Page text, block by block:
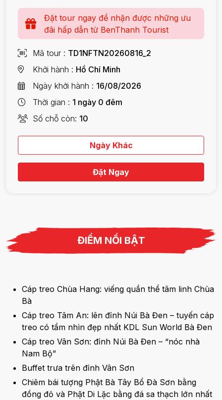
Đặt tour ngay để nhận được những ưu
đãi hấp dẫn từ BenThanh Tourist
Mã tour
TD1NFTN20260816_2
Khởi hành
Hồ Chí Minh
Ngày khởi hành
16/08/2026
Thời gian
1 ngày 0 đêm
Số chỗ còn 10
Ngày Khác
Đặt Ngay
ĐIỂM NỔI BẬT
Cáp treo Chùa Hang: viếng quần thể tâm linh Chùa
Bà
Cáp treo Tâm An: lên đỉnh Núi Bà Đen – tuyến cáp
treo có tầm nhìn đẹp nhất KDL Sun World Bà Đen
Cáp treo Vân Sơn: đỉnh Núi Bà Đen – “nóc nhà
Nam Bộ”
Buffet trưa trên đỉnh Vân Sơn
Chiêm bái tượng Phật Bà Tây Bổ Đà Sơn bằng
đồng đỏ và Phật Di Lặc bằng đá sa thạch lớn nhất